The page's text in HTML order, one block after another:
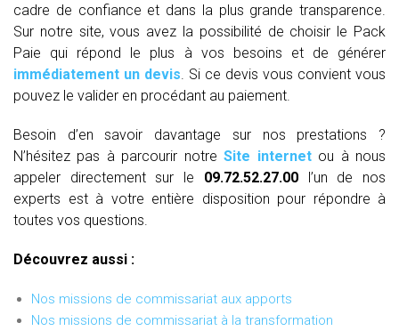
cadre de confiance et dans la plus grande transparence.
Sur notre site, vous avez la possibilité de choisir le Pack
Paie qui répond le plus à vos besoins et de générer
immédiatement un devis . Si ce devis vous convient vous
pouvez le valider en procédant au paiement.
Besoin d’en savoir davantage sur nos prestations ?
N’hésitez pas à parcourir notreSite internet ou à nous
appeler directement sur le 09.72.52.27.00l’un de nos
experts est à votre entière disposition pour répondre à
toutes vos questions.
Découvrez aussi :
Nos missions de commissariat aux apports
Nos missions de commissariat à la transformation